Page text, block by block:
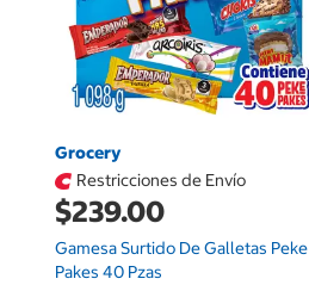
Grocery
Restricciones de Envío
$239.00
Gamesa Surtido De Galletas Peke
Pakes 40 Pzas